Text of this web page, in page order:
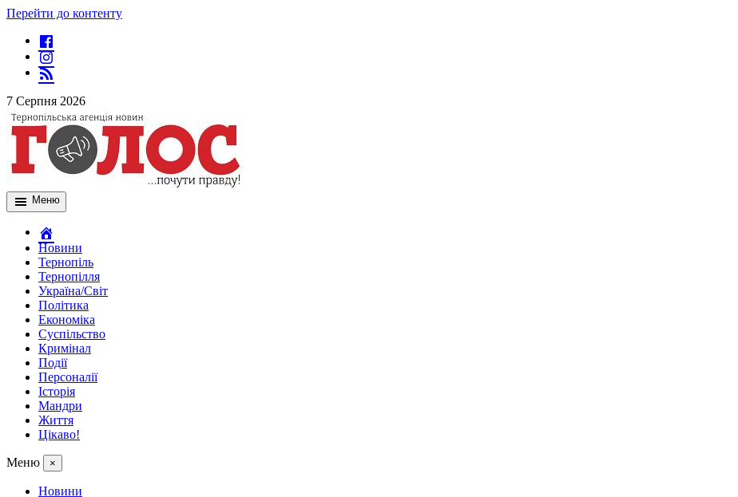
Перейти до контенту
7 Серпня 2026
Меню
Новини
Тернопіль
Тернопілля
Україна/Світ
Політика
Економіка
Суспільство
Кримінал
Події
Персоналії
Історія
Мандри
Життя
Цікаво!
Меню ×
Новини